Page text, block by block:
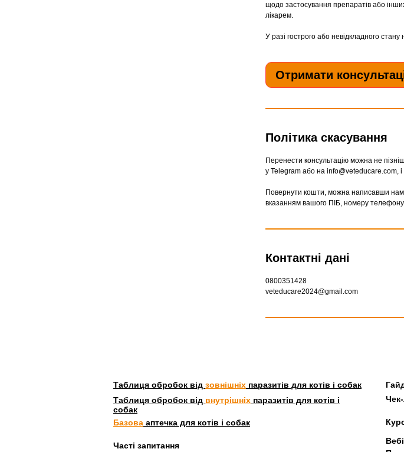
щодо застосування препаратів або
лікарем.
У разі гострого або невідкладного
Отримати
Політика скасування
Перенести консультацію можна не
у Telegram або на info@veteducare.com,
Повернути кошти, можна написавши нам
вказанням вашого ПІБ, номеру
Контактні дані
0800351428
veteducare2024@gmail.com
Таблиця обробок від зовнішніх паразитів для котів і собак
Таблиця обробок від внутрішніх паразитів для котів і
собак
Базова аптечка для котів і собак
Часті запитання